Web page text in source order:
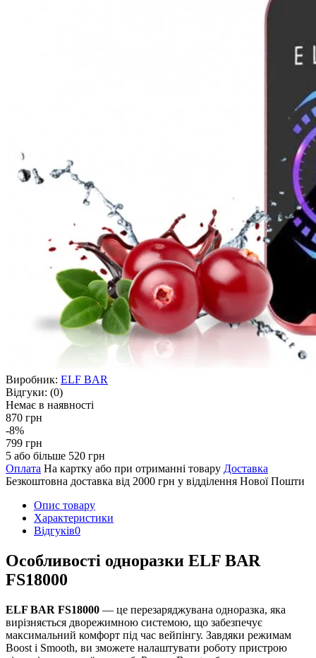
Виробник: ELF BAR
Відгуки: (0)
Немає в наявності
870 грн
-8%
799 грн
5 або більше 520 грн
Оплата На картку або при отриманні товару Доставка
Безкоштовна доставка від 2000 грн у відділення Нової Пошти
Опис товару
Характеристики
Відгуків0
Особливості одноразки ELF BAR
FS18000
ELF BAR FS18000 — це перезаряджувана одноразка, яка
вирізняється дворежимною системою, що забезпечує
максимальний комфорт під час вейпінгу. Завдяки режимам
Boost і Smooth, ви зможете налаштувати роботу пристрою